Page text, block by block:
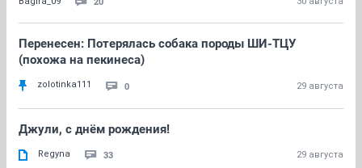
Перенесен: Потерялась собака породы ШИ-ТЦУ
(похожа на пекинеса)
zolotinka111 0 29 августа
Джули, с днём рождения!
Regyna 33 29 августа